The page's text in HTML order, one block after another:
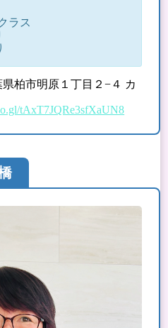
ラス
県柏市明原１丁目２−４ カ
tAxT7JQRe3sfXaUN8